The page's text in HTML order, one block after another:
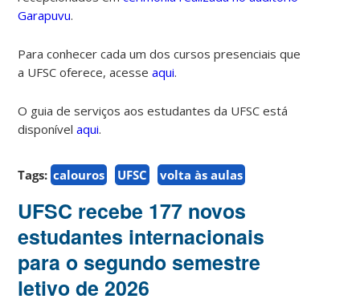
Garapuvu.
Para conhecer cada um dos cursos presenciais que
a UFSC oferece, acesseaqui.
O guia de serviços aos estudantes da UFSC está
disponívelaqui.
Tags: calouros UFSC volta às aulas
UFSC recebe 177 novos
estudantes internacionais
para o segundo semestre
letivo de 2026